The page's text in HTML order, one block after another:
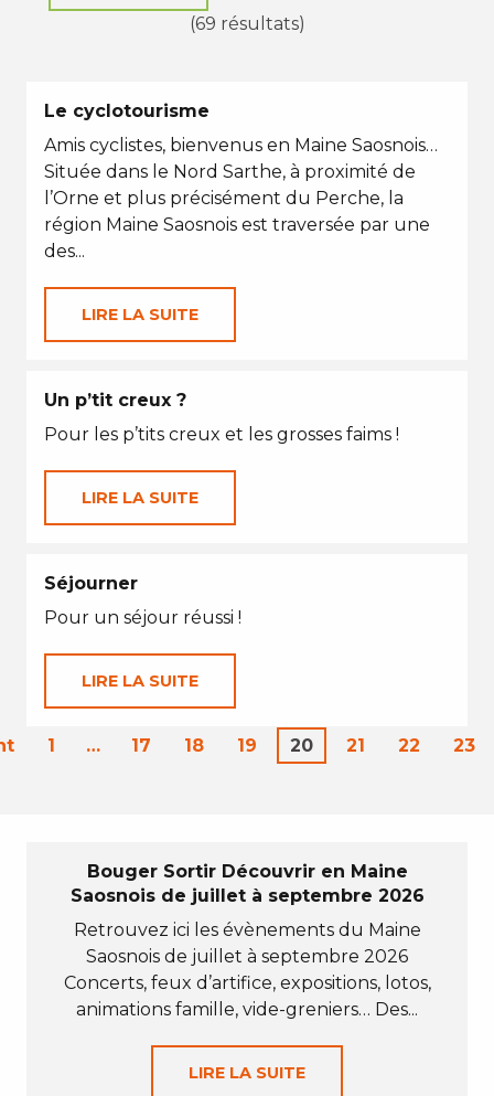
(69 résultats)
Le cyclotourisme
Amis cyclistes, bienvenus en Maine Saosnois…
Située dans le Nord Sarthe, à proximité de
l’Orne et plus précisément du Perche, la
région Maine Saosnois est traversée par une
des...
LIRE LA SUITE
Un p’tit creux ?
Pour les p’tits creux et les grosses faims !
LIRE LA SUITE
Séjourner
Pour un séjour réussi !
LIRE LA SUITE
1 … 17 18 19 20 21 22 23
Bouger Sortir Découvrir en Maine
Saosnois de juillet à septembre 2026
Retrouvez ici les évènements du Maine
Saosnois de juillet à septembre 2026
Concerts, feux d’artifice, expositions, lotos,
animations famille, vide-greniers… Des...
LIRE LA SUITE